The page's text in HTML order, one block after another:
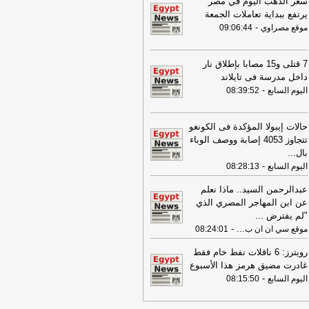
12:46
وفاة والد تامر حسني بعد وعكة
مفاجئة
موقع الدستور
31-07-2026
19:49
السيسي: الجهات المعنية باشرت
للوقوف على تفاصيل الهجوم
09:26
مجلس الوزراء المصري: الحريق
تعرضت له سفينتان في ميناء دمياط
ناتج عن طائرة مسيرة
أل بي سي أي
08:34
عناوين الصحف المصرية ليوم
30-07-2026
18:41
رئيس "الوطنية للصحافة" يكشف
حملة الصحف القومية لمواجهة
السوشيال ميديا-موقع مصراوي
16:46
وزير الخزانة الأميركي: لن نسمح
اتخاذ التجارة العالمية رهينة أو
الشحن الدولي لتمويل الحرس
يرتفع ببداية تعاملات الجمعة
موقع مصراوي -
09:06:44
7 قتلى و15 مصابا بإطلاق نار
داخل مدرسة فى تايلاند
اليوم السابع -
08:39:52
حالات إيبولا المؤكدة فى الكونغو
تتجاوز 4053 إصابة ووصف الوباء
بال...
اليوم السابع -
08:28:13
عبدالرحمن السيد.. ماذا نعلم
عن ابن المهاجر المصري الذي
"لم يفترض ...
موقع سي ان ان ب...
-
08:24:01
رويترز: 6 ناقلات نفط خام فقط
غادرت مضيق هرمز هذا الأسبوع
اليوم السابع -
08:15:50